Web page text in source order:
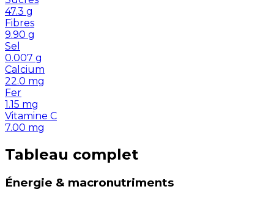
47.3 g
Fibres
9.90 g
Sel
0.007 g
Calcium
22.0 mg
Fer
1.15 mg
Vitamine C
7.00 mg
Tableau complet
Énergie & macronutriments